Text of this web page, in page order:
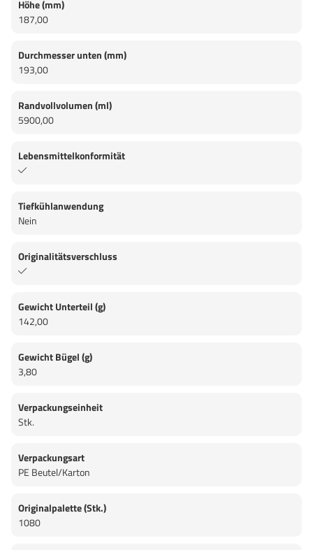
Höhe (mm)
187,00
Durchmesser unten (mm)
193,00
Randvollvolumen (ml)
5900,00
Lebensmittelkonformität
Tiefkühlanwendung
Nein
Originalitätsverschluss
Gewicht Unterteil (g)
142,00
Gewicht Bügel (g)
3,80
Verpackungseinheit
Stk.
Verpackungsart
PE Beutel/Karton
Originalpalette (Stk.)
1080